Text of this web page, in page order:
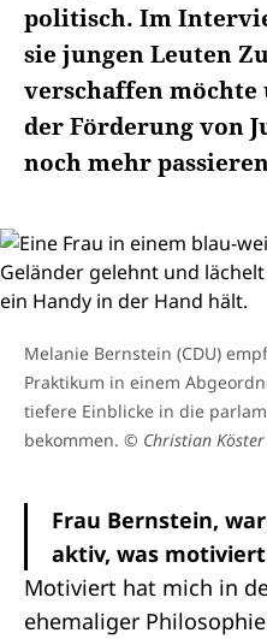
politisch. Im
sie jungen Leuten
verschaffen
der Förderung von
noch mehr
Melanie Bernstein (CDU)
Praktikum in einem
tiefere Einblicke in die
bekommen. © Christian Köster
Frau Bernstein,
aktiv, was motiviert
Motiviert hat mich in
ehemaliger